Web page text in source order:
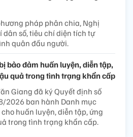
pháp phân chia, Nghị
số, tiêu chí diện tích tự
quân đầu người.
bảo đảm huấn luyện, diễn tập,
quả trong tình trạng khẩn cấp
Giang đã ký Quyết định số
2026 ban hành Danh mục
huấn luyện, diễn tập, ứng
trong tình trạng khẩn cấp.